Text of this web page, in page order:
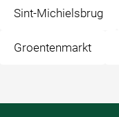
Sint-Michielsbrug
Groentenmarkt